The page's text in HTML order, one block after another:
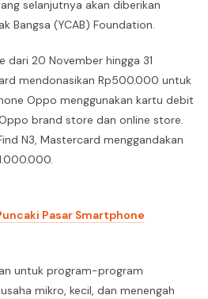
selanjutnya akan diberikan
Bangsa (YCAB) Foundation.
dari 20 November hingga 31
mendonasikan Rp500.000 untuk
Oppo menggunakan kartu debit
brand store dan online store.
N3, Mastercard menggandakan
Pasar Smartphone
untuk program-program
mikro, kecil, dan menengah